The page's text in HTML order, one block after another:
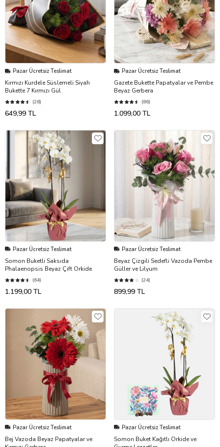
Pazar Ücretsiz Teslimat
Kırmızı Kurdele Süslemeli Siyah
Bukette 7 Kırmızı Gül
(28)
649,99 TL
Pazar Ücretsiz Teslimat
Gazete Bukette Papatyalar ve Pembe
Beyaz Gerbera
(86)
1.099,00 TL
Pazar Ücretsiz Teslimat
Somon Buketli Saksıda
Phalaenopsis Beyaz Çift Orkide
(64)
1.199,00 TL
Pazar Ücretsiz Teslimat
Beyaz Çizgili Sedefli Vazoda Pembe
Güller ve Lilyum
(24)
899,99 TL
Pazar Ücretsiz Teslimat
Bej Vazoda Beyaz Papatyalar ve
Pazar Ücretsiz Teslimat
Somon Buket Kağıtlı Orkide ve